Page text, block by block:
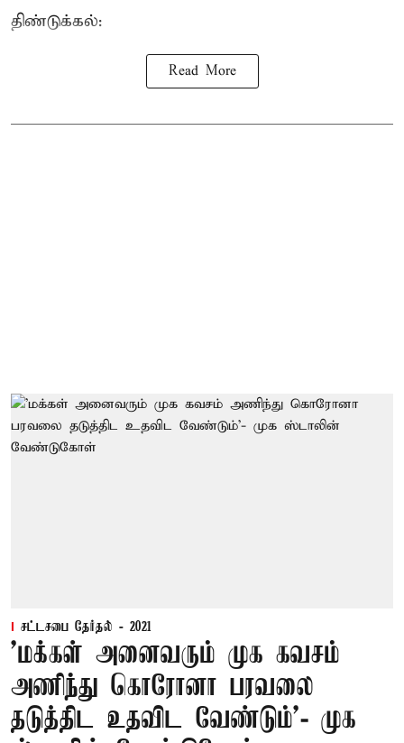
திண்டுக்கல்:
Read More
சட்டசபை தேர்தல் - 2021
'மக்கள் அனைவரும் முக கவசம்
அணிந்து கொரோனா பரவலை
தடுத்திட உதவிட வேண்டும்'- முக